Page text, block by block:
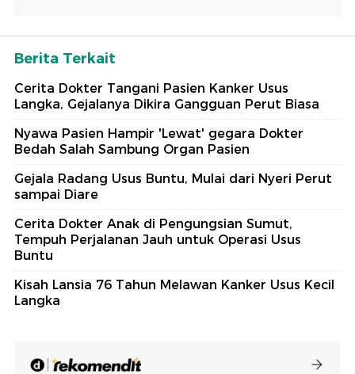
Berita Terkait
Cerita Dokter Tangani Pasien Kanker Usus
Langka, Gejalanya Dikira Gangguan Perut Biasa
Nyawa Pasien Hampir 'Lewat' gegara Dokter
Bedah Salah Sambung Organ Pasien
Gejala Radang Usus Buntu, Mulai dari Nyeri Perut
sampai Diare
Cerita Dokter Anak di Pengungsian Sumut,
Tempuh Perjalanan Jauh untuk Operasi Usus
Buntu
Kisah Lansia 76 Tahun Melawan Kanker Usus Kecil
Langka